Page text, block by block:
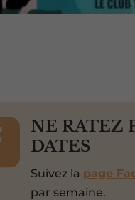
NE RATEZ
DATES
Suivez la page
par semaine.